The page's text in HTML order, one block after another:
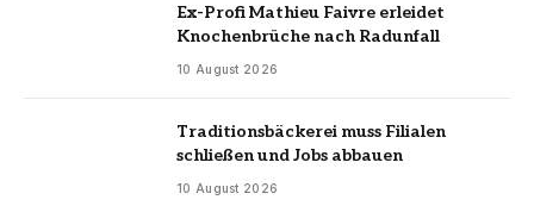
Ex-Profi Mathieu Faivre erleidet
Knochenbrüche nach Radunfall
10 August 2026
Traditionsbäckerei muss Filialen
schließen und Jobs abbauen
10 August 2026